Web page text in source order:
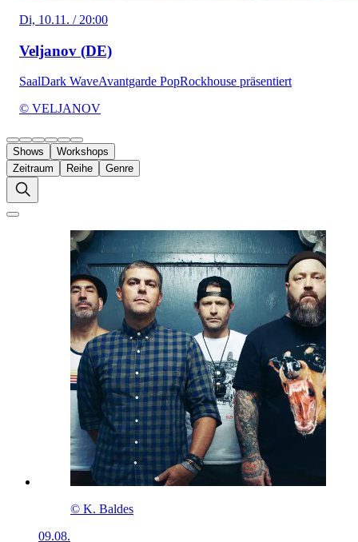
Di, 10.11. / 20:00
Veljanov (DE)
SaalDark WaveAvantgarde PopRockhouse präsentiert
© VELJANOV
Shows
Workshops
Zeitraum
Reihe Genre
© K. Baldes
09.08.